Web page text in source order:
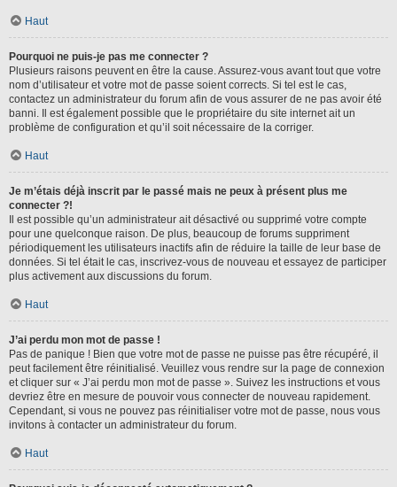
Haut
Pourquoi ne puis-je pas me connecter ?
Plusieurs raisons peuvent en être la cause. Assurez-vous avant tout que votre
nom d’utilisateur et votre mot de passe soient corrects. Si tel est le cas,
contactez un administrateur du forum afin de vous assurer de ne pas avoir été
banni. Il est également possible que le propriétaire du site internet ait un
problème de configuration et qu’il soit nécessaire de la corriger.
Haut
Je m’étais déjà inscrit par le passé mais ne peux à présent plus me
connecter ?!
Il est possible qu’un administrateur ait désactivé ou supprimé votre compte
pour une quelconque raison. De plus, beaucoup de forums suppriment
périodiquement les utilisateurs inactifs afin de réduire la taille de leur base de
données. Si tel était le cas, inscrivez-vous de nouveau et essayez de participer
plus activement aux discussions du forum.
Haut
J’ai perdu mon mot de passe !
Pas de panique ! Bien que votre mot de passe ne puisse pas être récupéré, il
peut facilement être réinitialisé. Veuillez vous rendre sur la page de connexion
et cliquer sur « J’ai perdu mon mot de passe ». Suivez les instructions et vous
devriez être en mesure de pouvoir vous connecter de nouveau rapidement.
Cependant, si vous ne pouvez pas réinitialiser votre mot de passe, nous vous
invitons à contacter un administrateur du forum.
Haut